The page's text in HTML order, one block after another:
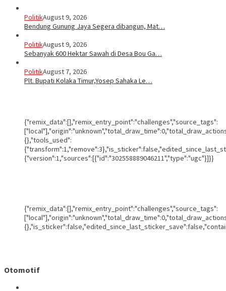
PolitikAugust 9, 2026
Bendung Gunung Jaya Segera dibangun, Mat…
PolitikAugust 9, 2026
Sebanyak 600 Hektar Sawah di Desa Bou Ga…
PolitikAugust 7, 2026
Plt. Bupati Kolaka Timur,Yosep Sahaka Le…
{"remix_data":[],"remix_entry_point":"challenges","source_tags":
{},"tools_used":
{"version":1,"sources":[{"id":"302558889046211","type":"ugc"}]}}
{"remix_data":[],"remix_entry_point":"challenges","source_tags":
Otomotif